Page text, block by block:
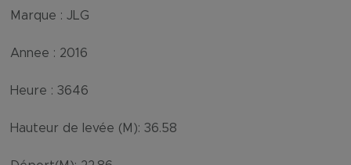
Marque : JLG
Annee : 2016
Heure : 3646
Hauteur de levée (M): 36.58